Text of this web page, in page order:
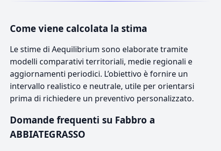
Come viene calcolata la stima
Le stime di Aequilibrium sono elaborate tramite
modelli comparativi territoriali, medie regionali e
aggiornamenti periodici. L’obiettivo è fornire un
intervallo realistico e neutrale, utile per orientarsi
prima di richiedere un preventivo personalizzato.
Domande frequenti su Fabbro a
ABBIATEGRASSO